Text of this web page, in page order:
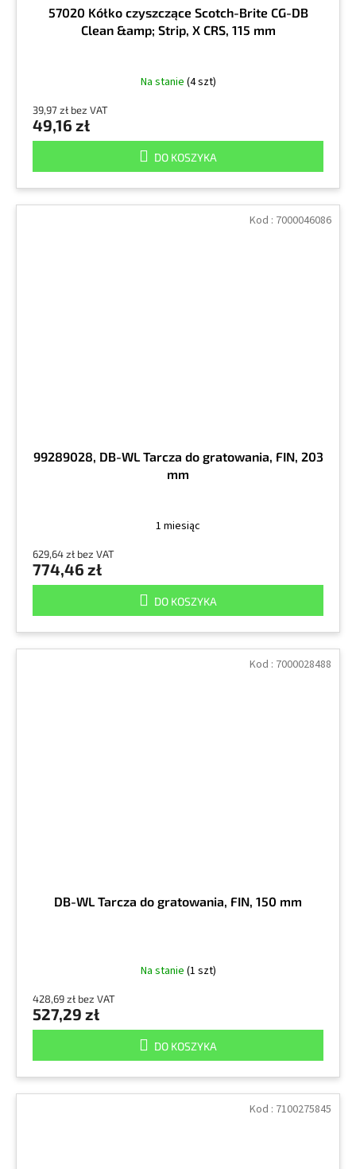
57020 Kółko czyszczące Scotch-Brite CG-DB
Clean &amp; Strip, X CRS, 115 mm
Na stanie (4 szt)
39,97 zł bez VAT
49,16 zł
DO KOSZYKA
99289028, DB-WL Tarcza do gratowania, FIN, 203
mm
1 miesiąc
629,64 zł bez VAT
774,46 zł
DO KOSZYKA
Kod : 7000046086
DB-WL Tarcza do gratowania, FIN, 150 mm
Na stanie (1 szt)
428,69 zł bez VAT
527,29 zł
DO KOSZYKA
Kod : 7000028488
Kod : 7100275845